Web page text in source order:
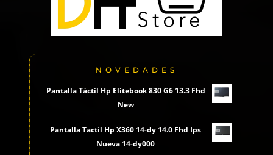
NOVEDADES
Pantalla Táctil Hp Elitebook 830 G6 13.3 Fhd
New
Pantalla Tactil Hp X360 14-dy 14.0 Fhd Ips
Nueva 14-dy000